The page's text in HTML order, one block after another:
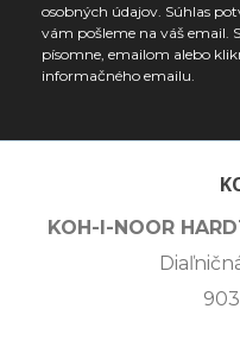
osobných údajov. Súhlas
vám pošleme na váš email.
písomne, emailom alebo
informačného emailu.
KOH-I-NOOR